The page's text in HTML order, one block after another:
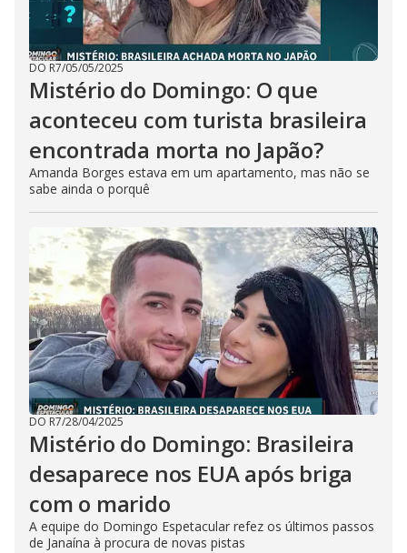
DO R7/05/05/2025
Mistério do Domingo: O que
aconteceu com turista brasileira
encontrada morta no Japão?
Amanda Borges estava em um apartamento, mas não se
sabe ainda o porquê
DO R7/28/04/2025
Mistério do Domingo: Brasileira
desaparece nos EUA após briga
com o marido
A equipe do Domingo Espetacular refez os últimos passos
de Janaína à procura de novas pistas